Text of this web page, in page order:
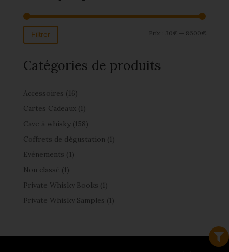
Filtrer Prix : 30€ — 8600€
Catégories de produits
Accessoires (16)
Cartes Cadeaux (1)
Cave à whisky (158)
Coffrets de dégustation (1)
Evénements (1)
Non classé (1)
Private Whisky Books (1)
Private Whisky Samples (1)